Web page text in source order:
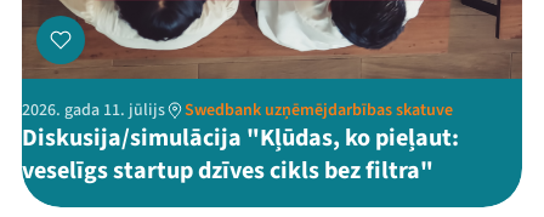
2026. gada 11. jūlijs Swedbank uzņēmējdarbības skatuve
Diskusija/simulācija "Kļūdas, ko pieļaut:
veselīgs startup dzīves cikls bez filtra"